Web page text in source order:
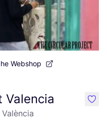
Webshop
Valencia like